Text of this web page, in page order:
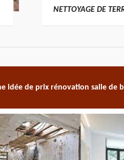
NETTOYAGE DE
idée de prix rénovation salle de